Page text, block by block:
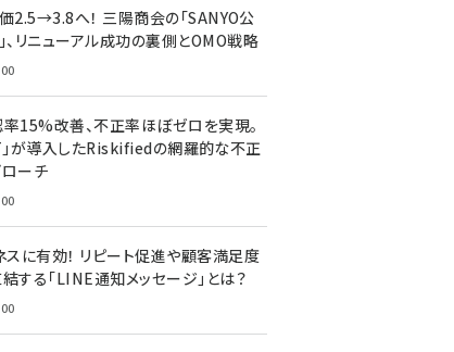
2.5→3.8へ！ 三陽商会の「SANYO公
、リニューアル成功の裏側とOMO戦略
15%改善、不正率ほぼゼロを実現。
」が導入したRiskifiedの網羅的な不正
ーチ
スに有効！ リピート促進や顧客満足度
する「LINE通知メッセージ」とは？